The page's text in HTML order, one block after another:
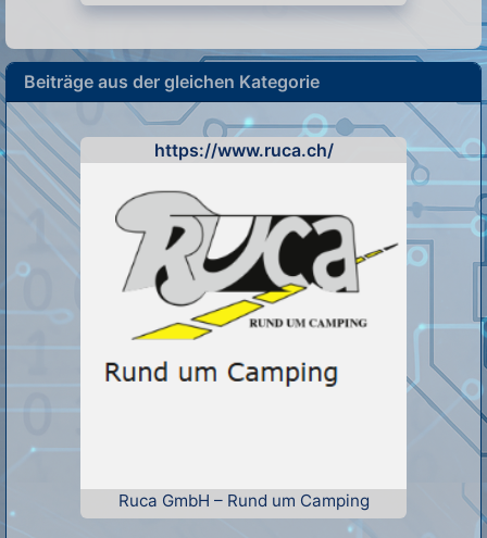
Beiträge aus der gleichen Kategorie
https://www.ruca.ch/
Ruca GmbH – Rund um Camping